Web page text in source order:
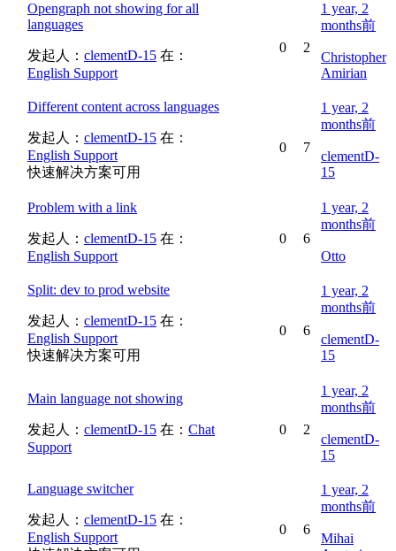
Opengraph not showing for all
languages
发起人： clementD-15 在：
English Support
0 2
1 year, 2
months前
Christopher
Amirian
Different content across languages
发起人： clementD-15 在：
English Support
快速解决方案可用
0 7
1 year, 2
months前
clementD-
15
Problem with a link
发起人： clementD-15 在：
English Support
0 6
1 year, 2
months前
Otto
Split: dev to prod website
发起人： clementD-15 在：
English Support
快速解决方案可用
0 6
1 year, 2
months前
clementD-
15
Main language not showing
发起人： clementD-15 在： Chat
Support
0 2
1 year, 2
months前
clementD-
15
Language switcher
发起人： clementD-15 在：
English Support
0 6
1 year, 2
months前
Mihai